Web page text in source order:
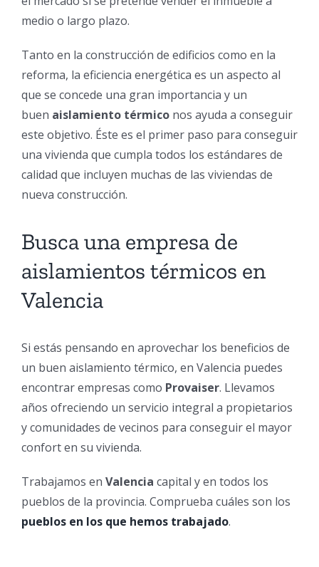
medio o largo plazo.
Tanto en la construcción de edificios como en la
reforma, la eficiencia energética es un aspecto al
que se concede una gran importancia y un
buen aislamiento térmico nos ayuda a conseguir
este objetivo. Éste es el primer paso para conseguir
una vivienda que cumpla todos los estándares de
calidad que incluyen muchas de las viviendas de
nueva construcción.
Busca una empresa de
aislamientos térmicos en
Valencia
Si estás pensando en aprovechar los beneficios de
un buen aislamiento térmico, en Valencia puedes
encontrar empresas como Provaiser. Llevamos
años ofreciendo un servicio integral a propietarios
y comunidades de vecinos para conseguir el mayor
confort en su vivienda.
Trabajamos en Valencia capital y en todos los
pueblos de la provincia. Comprueba cuáles son los
pueblos en los que hemos trabajado.